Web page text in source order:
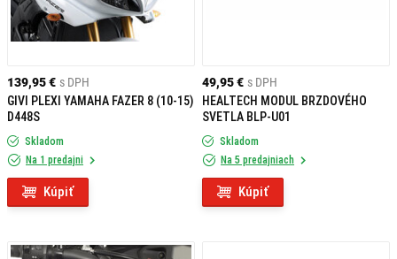
139,95 € s DPH
GIVI PLEXI YAMAHA FAZER 8 (10-15)
D448S
Skladom
Na 1 predajni
Kúpiť
49,95 € s DPH
HEALTECH MODUL BRZDOVÉHO
SVETLA BLP-U01
Skladom
Na 5 predajniach
Kúpiť